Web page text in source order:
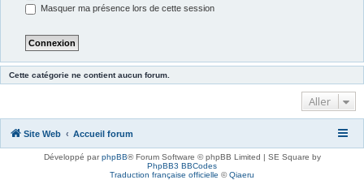
Masquer ma présence lors de cette session
Cette catégorie ne contient aucun forum.
Aller
Site Web Accueil forum
Développé parphpBB® Forum Software © phpBB Limited | SE Square by
PhpBB3 BBCodes
Traduction française officielle ©Qiaeru